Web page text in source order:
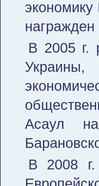
В 2005 г.
Асаул
В 2008 г.